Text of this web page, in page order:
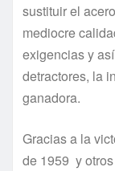
sustituir el
mediocre
exigencias y
detractores, la
ganadora.
Gracias a la
de 1959 y